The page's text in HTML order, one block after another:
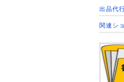
出品代
関連シ